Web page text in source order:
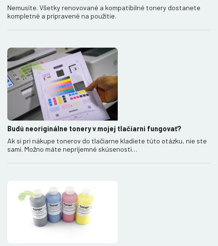
Nemusíte. Všetky renovované a kompatibilné tonery dostanete
kompletné a pripravené na použitie.
Budú neoriginálne tonery v mojej tlačiarni fungovať?
Ak si pri nákupe tonerov do tlačiarne kladiete túto otázku, nie ste
sami. Možno máte nepríjemné skúsenosti…